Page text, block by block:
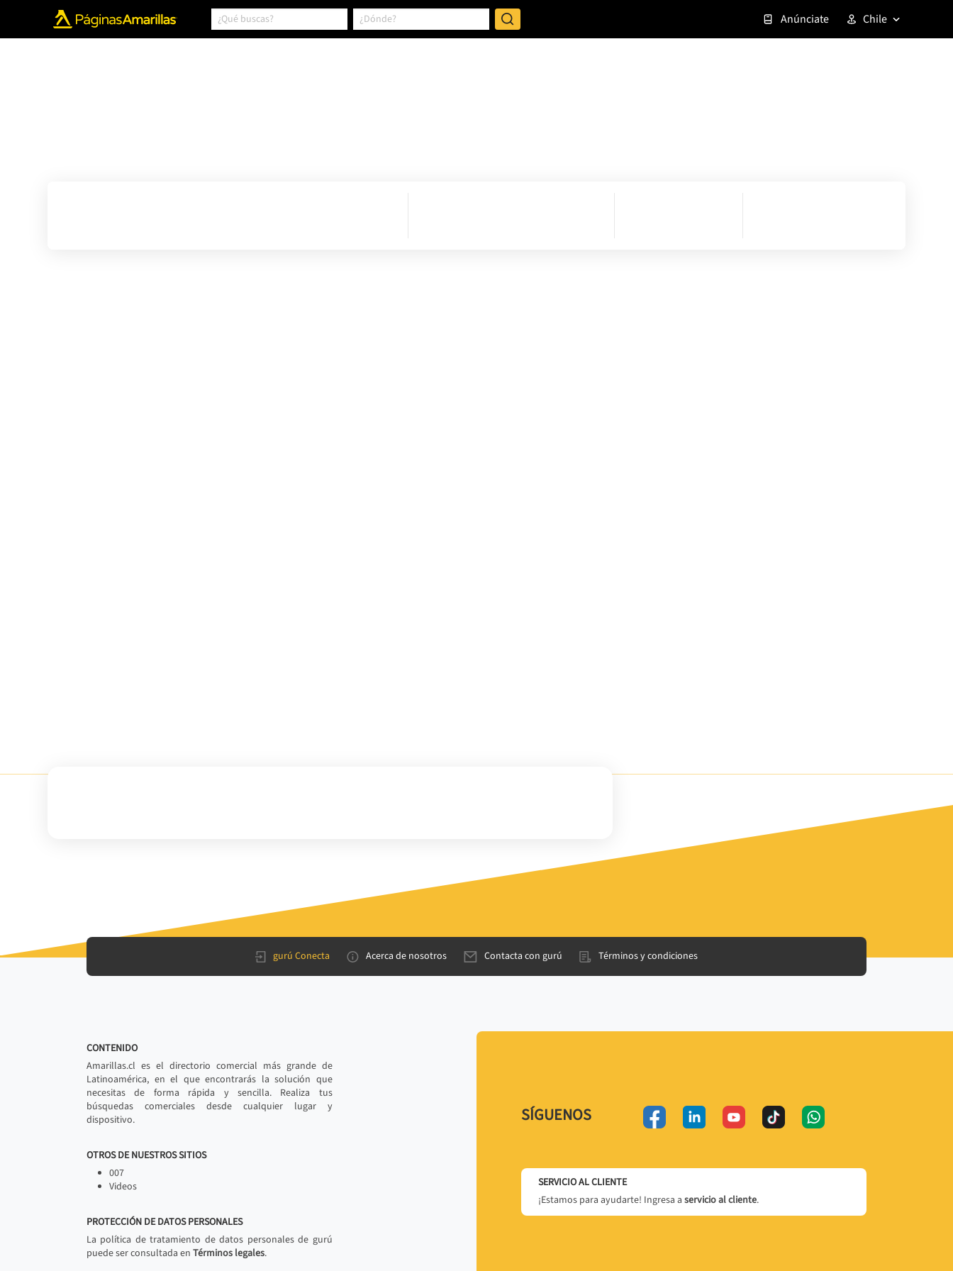
Anúnciate Chile
gurú Conecta Acerca de nosotros Contacta con gurú Términos y condiciones
CONTENIDO
Amarillas.cl es el directorio comercial más grande de
Latinoamérica, en el que encontrarás la solución que
necesitas de forma rápida y sencilla. Realiza tus
búsquedas comerciales desde cualquier lugar y
dispositivo.
OTROS DE NUESTROS SITIOS
007
Videos
PROTECCIÓN DE DATOS PERSONALES
La política de tratamiento de datos personales de gurú
puede ser consultada en Términos legales.
SÍGUENOS
SERVICIO AL CLIENTE
¡Estamos para ayudarte! Ingresa a servicio al cliente.